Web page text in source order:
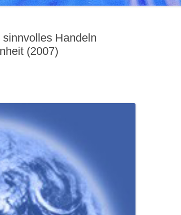
sinnvolles Handeln
(2007)